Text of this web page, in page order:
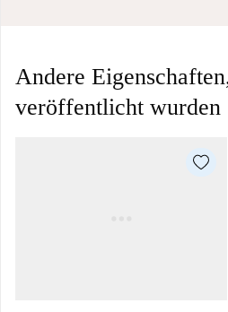
Andere
veröffentlicht wurden